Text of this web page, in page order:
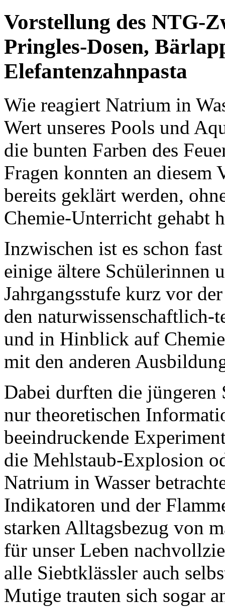
Vorstellung des NTG-
Pringles-Dosen,
Elefantenzahnpasta
Wie reagiert Natrium in
Wert unseres Pools und
die bunten Farben des
Fragen konnten an
bereits geklärt werden,
Chemie-Unterricht gehabt
Inzwischen ist es schon
einige ältere Schülerinnen
Jahrgangsstufe kurz vor
den
und in Hinblick auf
mit den anderen
Dabei durften die
nur theoretischen
beeindruckende
die Mehlstaub-Explosion
Natrium in Wasser
Indikatoren und der
starken Alltagsbezug von
für unser Leben
alle Siebtklässler auch
Mutige trauten sich sogar